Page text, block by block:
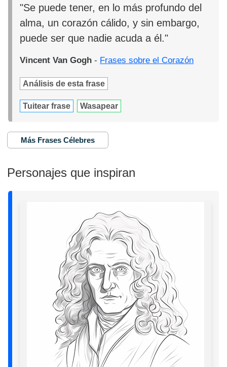
"Se puede tener, en lo más profundo del
alma, un corazón cálido, y sin embargo,
puede ser que nadie acuda a él."
Vincent Van Gogh - Frases sobre el Corazón
Análisis de esta frase
Tuitear frase Wasapear
Más Frases Célebres
Personajes que inspiran